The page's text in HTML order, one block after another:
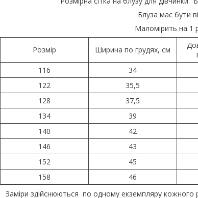
Блуза має бути
Маломірить на 1
Розмір Ширина по грудях, см
116 34
122
35,5
128
37,5
134
39
140
42
146
43
152
45
158
46
Заміри здійснюються по одному екземпляру кожного